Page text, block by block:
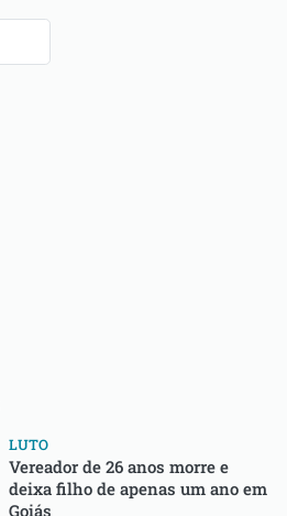
LUTO
Vereador de 26 anos morre e
deixa filho de apenas um ano em
Goiás